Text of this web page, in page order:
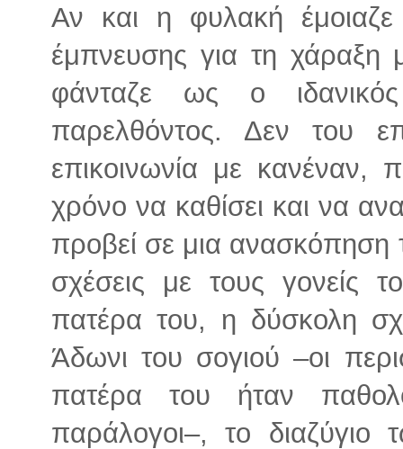
Αν και η φυλακή έμοιαζε
έμπνευσης για τη χάραξη
φάνταζε ως ο
παρελθόντος. Δεν του
επικοινωνία με κανέναν,
χρόνο να καθίσει και να
προβεί σε μια ανασκόπηση
σχέσεις με τους γονείς
πατέρα του, η δύσκολη
Άδωνι του σογιού –οι
πατέρα του ήταν
παράλογοι–, το διαζύγιο